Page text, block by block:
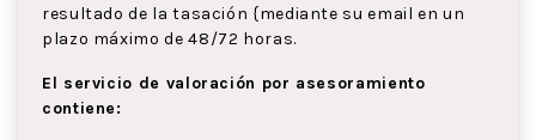
resultado de la tasación {mediante su email en un
plazo máximo de 48/72 horas.
El servicio de valoración por asesoramiento
contiene: